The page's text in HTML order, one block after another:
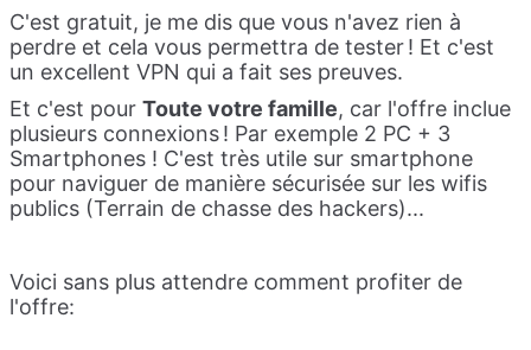
C'est gratuit, je me dis que vous n'avez rien à
perdre et cela vous permettra de tester ! Et c'est
un excellent VPN qui a fait ses preuves.
Et c'est pour Toute votre famille, car l'offre inclue
plusieurs connexions ! Par exemple 2 PC + 3
Smartphones ! C'est très utile sur smartphone
pour naviguer de manière sécurisée sur les wifis
publics (Terrain de chasse des hackers)...
Voici sans plus attendre comment profiter de
l'offre: